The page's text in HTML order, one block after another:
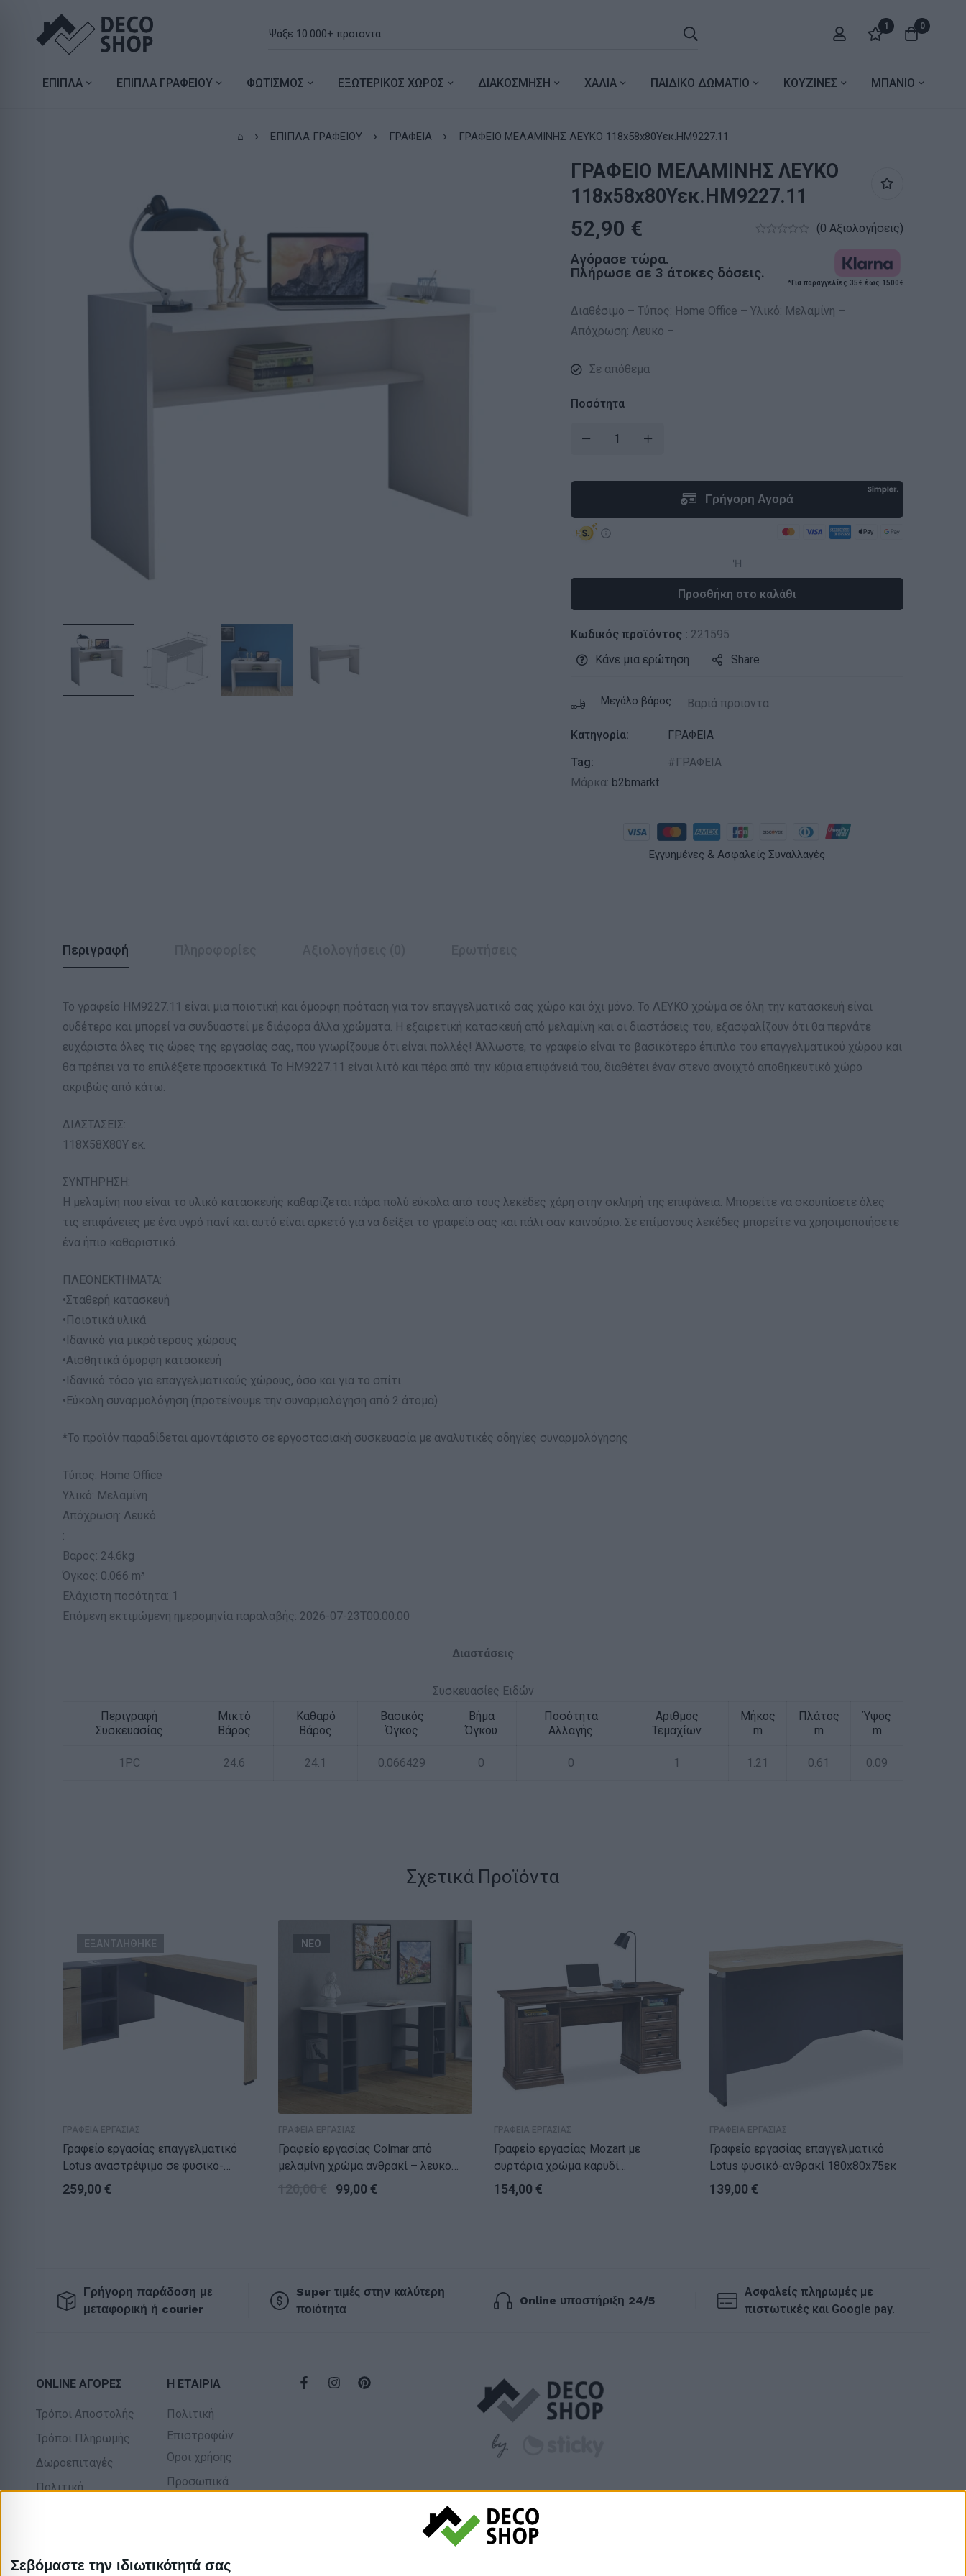
Σεβόμαστε την ιδιωτικότητά σας
1 0
ΕΠΙΠΛΑ ΕΠΙΠΛΑ ΓΡΑΦΕΙΟΥ ΦΩΤΙΣΜΟΣ ΕΞΩΤΕΡΙΚΟΣ ΧΩΡΟΣ ΔΙΑΚΟΣΜΗΣΗ ΧΑΛΙΑ ΠΑΙΔΙΚΟ ΔΩΜΑΤΙΟ ΚΟΥΖΙΝΕΣ ΜΠΑΝΙΟ
⌂ ΕΠΙΠΛΑ ΓΡΑΦΕΙΟΥ ΓΡΑΦΕΙΑ ΓΡΑΦΕΙΟ ΜΕΛΑΜΙΝΗΣ ΛΕΥΚΟ 118x58x80Υεκ.HM9227.11
ΓΡΑΦΕΙΟ ΜΕΛΑΜΙΝΗΣ ΛΕΥΚΟ
118x58x80Υεκ.HM9227.11
52,90 € (0 Αξιολογήσεις)
Αγόρασε τώρα.
Πλήρωσε σε 3 άτοκες δόσεις.
*Για παραγγελίες 35€ έως 1500€
Διαθέσιμο – Τύπος: Home Office – Υλικό: Μελαμίνη –
Απόχρωση: Λευκό –
Σε απόθεμα
Ποσότητα
Προσθήκη στο καλάθι
Κωδικός προϊόντος : 221595
Κάνε μια ερώτηση
Share
Μεγάλο βάρος: Βαριά προιοντα
Κατηγορία:
ΓΡΑΦΕΙΑ
Tag:
ΓΡΑΦΕΙΑ
Μάρκα: b2bmarkt
Εγγυημένες & Ασφαλείς Συναλλαγές
Περιγραφή
Το γραφείο ΗΜ9227.11 είναι μια ποιοτική και όμορφη πρόταση για τον επαγγελματικό σας χώρο και όχι μόνο. To ΛΕΥΚΟ χρώμα σε όλη την κατασκευή είναι
ουδέτερο και μπορεί να συνδυαστεί με διάφορα άλλα χρώματα. Η εξαιρετική κατασκευή από μελαμίνη και οι διαστάσεις του, εξασφαλίζουν ότι θα περνάτε
ευχάριστα όλες τις ώρες της εργασίας σας, που γνωρίζουμε ότι είναι πολλές! Άλλωστε, το γραφείο είναι το βασικότερο έπιπλο του επαγγελματικού χώρου και
θα πρέπει να το επιλέξετε προσεκτικά. Το ΗΜ9227.11 είναι λιτό και πέρα από την κύρια επιφάνειά του, διαθέτει έναν στενό ανοιχτό αποθηκευτικό χώρο
ακριβώς από κάτω.
ΔΙΑΣΤΑΣΕΙΣ:
118Χ58Χ80Υ εκ.
ΣΥΝΤΗΡΗΣΗ:
Η μελαμίνη που είναι το υλικό κατασκευής καθαρίζεται πάρα πολύ εύκολα από τους λεκέδες χάρη στην σκληρή της επιφάνεια. Μπορείτε να σκουπίσετε όλες
τις επιφάνειες με ένα υγρό πανί και αυτό είναι αρκετό για να δείξει το γραφείο σας και πάλι σαν καινούριο. Σε επίμονους λεκέδες μπορείτε να χρησιμοποιήσετε
ένα ήπιο καθαριστικό.
ΠΛΕΟΝΕΚΤΗΜΑΤΑ:
•Σταθερή κατασκευή
•Ποιοτικά υλικά
•Ιδανικό για μικρότερους χώρους
•Αισθητικά όμορφη κατασκευή
•Ιδανικό τόσο για επαγγελματικούς χώρους, όσο και για το σπίτι
•Εύκολη συναρμολόγηση (προτείνουμε την συναρμολόγηση από 2 άτομα)
*Το προϊόν παραδίδεται αμοντάριστο σε εργοστασιακή συσκευασία με αναλυτικές οδηγίες συναρμολόγησης
Τύπος: Home Office
Υλικό: Μελαμίνη
Απόχρωση: Λευκό
:
Βαρος: 24.6kg
Όγκος: 0.066 m³
Ελάχιστη ποσότητα: 1
Επόμενη εκτιμώμενη ημερομηνία παραλαβής: 2026-07-23T00:00:00
Διαστάσεις
Συσκευασίες Ειδών
Περιγραφή
Συσκευασίας
Μικτό
Βάρος
Καθαρό
Βάρος
Βασικός
Όγκος
Βήμα
Όγκου
Ποσότητα
Αλλαγής
Αριθμός
Τεμαχίων
Μήκος
m
Πλάτος
m
Ύψος
m
1PC 24.6 24.1 0.066429 0 0 1 1.21 0.61 0.09
Σχετικά Προϊόντα
ΕΞΑΝΤΛΗΘΗΚΕ
ΓΡΑΦΕΙΑ ΕΡΓΑΣΙΑΣ
Γραφείο εργασίας επαγγελματικό
Lotus αναστρέψιμο σε φυσικό-
ανθρακί 180x160x75εκ
259,00 €
ΝΕΟ
ΓΡΑΦΕΙΑ ΕΡΓΑΣΙΑΣ
Γραφείο εργασίας Colmar από
μελαμίνη χρώμα ανθρακί – λευκό
140x60x75εκ99,00 €
ΓΡΑΦΕΙΑ ΕΡΓΑΣΙΑΣ
Γραφείο εργασίας Mozart με
συρτάρια χρώμα καρυδί
160x60x78εκ
154,00 €
ΓΡΑΦΕΙΑ ΕΡΓΑΣΙΑΣ
Γραφείο εργασίας επαγγελματικό
Lotus φυσικό-ανθρακί 180x80x75εκ
139,00 €
Γρήγορη παράδοση με
μεταφορική ή courier
Super τιμές στην καλύτερη
ποιότητα
Online υποστήριξη 24/5
Ασφαλείς πληρωμές με
πιστωτικές και Google pay.
ONLINE ΑΓΟΡΕΣ
Τρόποι Αποστολής
Τρόποι Πληρωμής
Δωροεπιταγές
Πολιτική
Η ΕΤΑΙΡΙΑ
Πολιτική
Επιστροφών
Οροι χρήσης
Προσωπικά